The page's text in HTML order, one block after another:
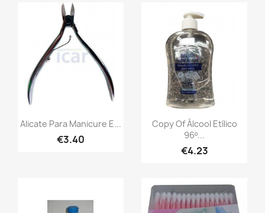
Alicate Para Manicure E...
€3.40
Copy Of Álcool Etílico
96º...
€4.23